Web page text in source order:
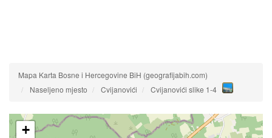
Mapa Karta Bosne i Hercegovine BiH (geografijabih.com)
Naseljeno mjesto
Cvijanovići Cvijanovići slike 1-4
+